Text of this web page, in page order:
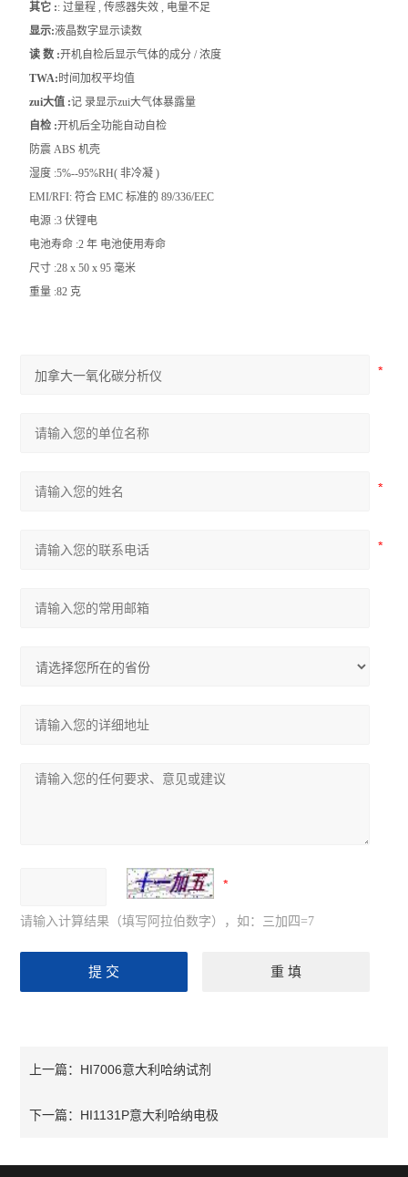
其它 :: 过量程 , 传感器失效 , 电量不足
显示:液晶数字显示读数
读 数 :开机自检后显示气体的成分 / 浓度
TWA:时间加权平均值
zui大值 :记 录显示zui大气体暴露量
自检 :开机后全功能自动自检
防震 ABS 机壳
湿度 :5%--95%RH( 非冷凝 )
EMI/RFI: 符合 EMC 标准的 89/336/EEC
电源 :3 伏锂电
电池寿命 :2 年 电池使用寿命
尺寸 :28 x 50 x 95 毫米
重量 :82 克
请输入计算结果（填写阿拉伯数字），如：三加四=7
上一篇： HI7006意大利哈纳试剂
下一篇： HI1131P意大利哈纳电极